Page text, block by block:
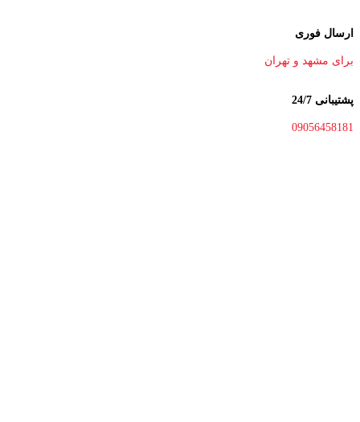
ارسال فوری
برای مشهد و تهران
پشتیبانی 24/7
09056458181